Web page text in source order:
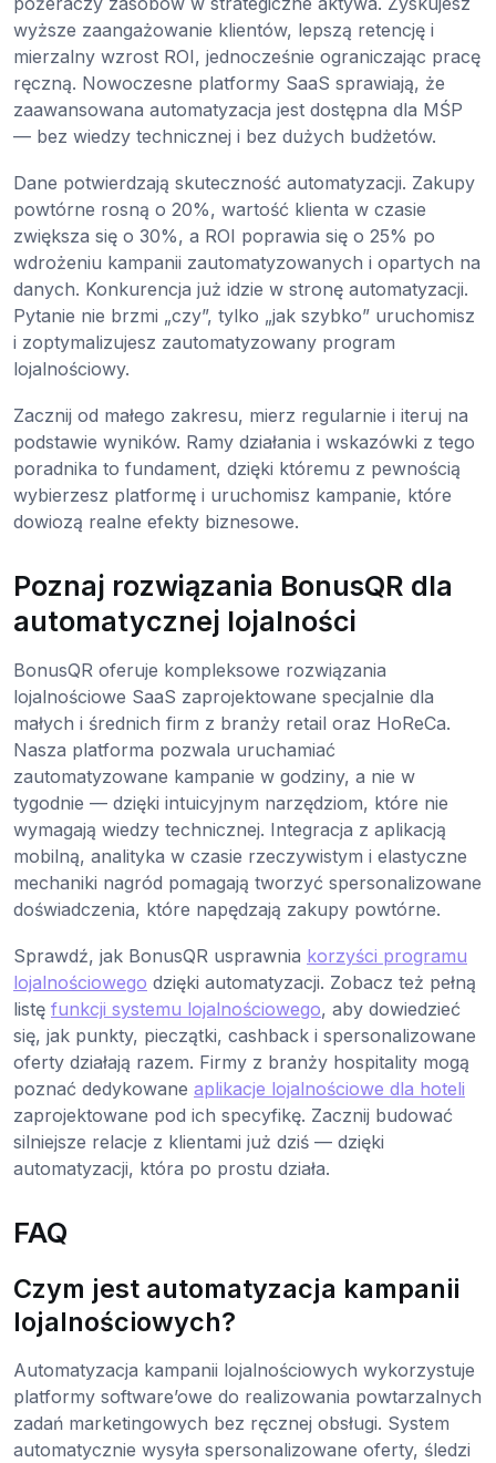
wyższe zaangażowanie klientów, lepszą retencję i
mierzalny wzrost ROI, jednocześnie ograniczając pracę
ręczną. Nowoczesne platformy SaaS sprawiają, że
zaawansowana automatyzacja jest dostępna dla MŚP
— bez wiedzy technicznej i bez dużych budżetów.
Dane potwierdzają skuteczność automatyzacji. Zakupy
powtórne rosną o 20%, wartość klienta w czasie
zwiększa się o 30%, a ROI poprawia się o 25% po
wdrożeniu kampanii zautomatyzowanych i opartych na
danych. Konkurencja już idzie w stronę automatyzacji.
Pytanie nie brzmi „czy”, tylko „jak szybko” uruchomisz
i zoptymalizujesz zautomatyzowany program
lojalnościowy.
Zacznij od małego zakresu, mierz regularnie i iteruj na
podstawie wyników. Ramy działania i wskazówki z tego
poradnika to fundament, dzięki któremu z pewnością
wybierzesz platformę i uruchomisz kampanie, które
dowiozą realne efekty biznesowe.
Poznaj rozwiązania BonusQR dla
automatycznej lojalności
BonusQR oferuje kompleksowe rozwiązania
lojalnościowe SaaS zaprojektowane specjalnie dla
małych i średnich firm z branży retail oraz HoReCa.
Nasza platforma pozwala uruchamiać
zautomatyzowane kampanie w godziny, a nie w
tygodnie — dzięki intuicyjnym narzędziom, które nie
wymagają wiedzy technicznej. Integracja z aplikacją
mobilną, analityka w czasie rzeczywistym i elastyczne
mechaniki nagród pomagają tworzyć spersonalizowane
doświadczenia, które napędzają zakupy powtórne.
Sprawdź, jak BonusQR usprawnia korzyści programu
lojalnościowego dzięki automatyzacji. Zobacz też pełną
listę funkcji systemu lojalnościowego, aby dowiedzieć
się, jak punkty, pieczątki, cashback i spersonalizowane
oferty działają razem. Firmy z branży hospitality mogą
poznać dedykowane aplikacje lojalnościowe dla hoteli
zaprojektowane pod ich specyfikę. Zacznij budować
silniejsze relacje z klientami już dziś — dzięki
automatyzacji, która po prostu działa.
FAQ
Czym jest automatyzacja kampanii
lojalnościowych?
Automatyzacja kampanii lojalnościowych wykorzystuje
platformy software’owe do realizowania powtarzalnych
zadań marketingowych bez ręcznej obsługi. System
automatycznie wysyła spersonalizowane oferty, śledzi